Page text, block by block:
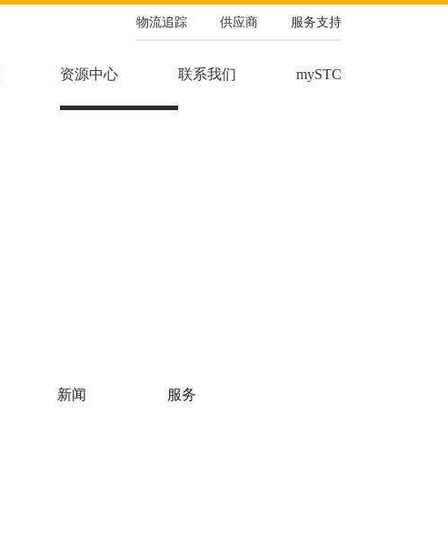
物流追踪 供应商 服务支持
资源中心 联系我们 mySTC
新闻 服务